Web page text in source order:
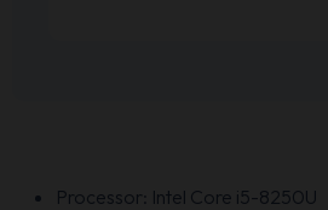
Processor: Intel Core i5-8250U